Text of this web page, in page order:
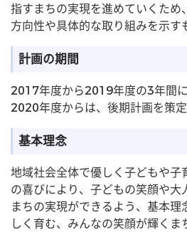
指すまちの実現を進めていくため
方向性や具体的な取り組みを示す
計画の期間
2017年度から2019年度の3年間に
2020年度からは、後期計画を策定
基本理念
地域社会全体で優しく子どもや子
の喜びにより、子どもの笑顔や大
まちの実現ができるよう、基本
しく育む、みんなの笑顔が輝く